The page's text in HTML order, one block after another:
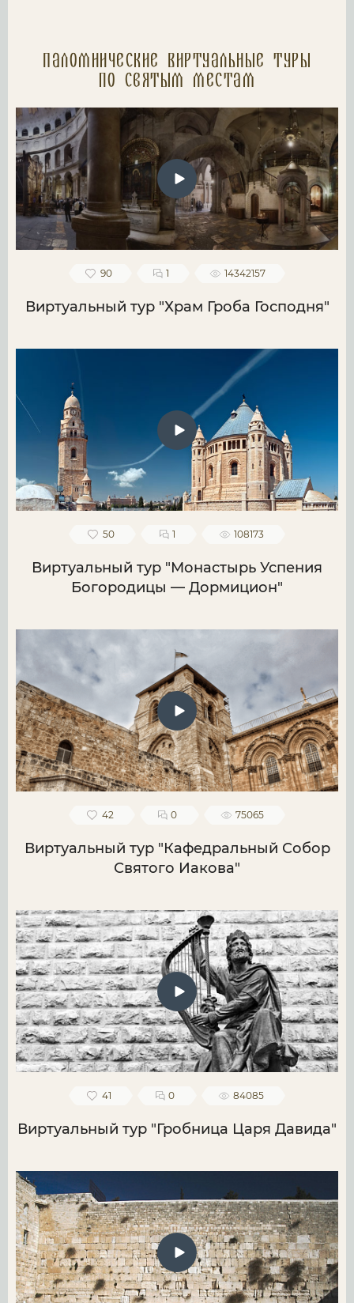
Паломнические Виртуальные туры
по святым местам
90 1 14342157
Виртуальный тур "Храм Гроба Господня"
50 1 108173
Виртуальный тур "Монастырь Успения
Богородицы — Дормицион"
42 0 75065
Виртуальный тур "Кафедральный Собор
Святого Иакова"
41 0 84085
Виртуальный тур "Гробница Царя Давида"